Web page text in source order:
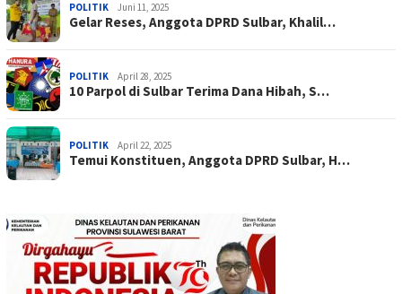
POLITIK Juni 11, 2025
Gelar Reses, Anggota DPRD Sulbar, Khalil…
POLITIK April 28, 2025
10 Parpol di Sulbar Terima Dana Hibah, S…
POLITIK April 22, 2025
Temui Konstituen, Anggota DPRD Sulbar, H…